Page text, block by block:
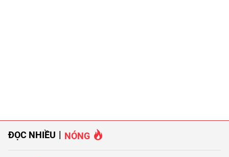
ĐỌC NHIỀU NÓNG